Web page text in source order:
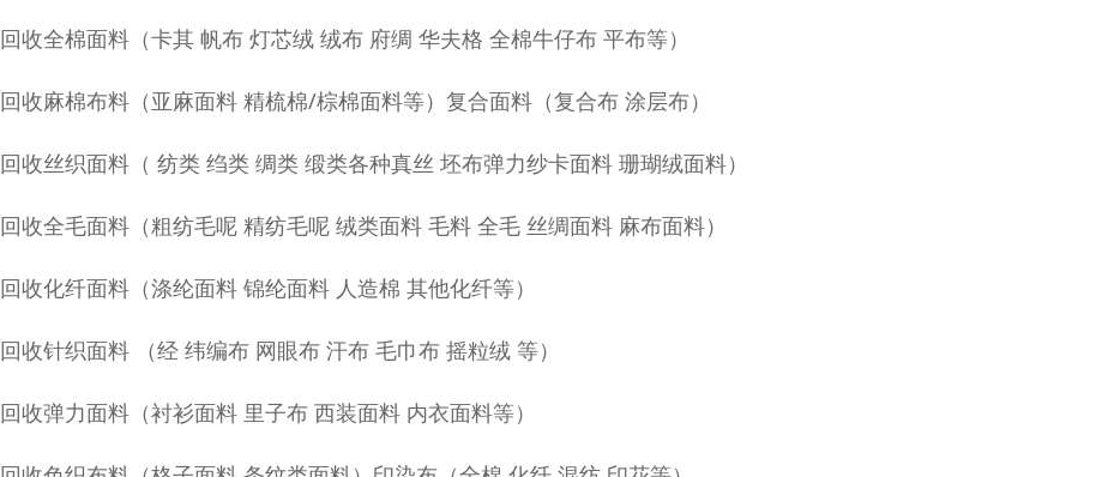
回收全棉面料（卡其 帆布 灯芯绒 绒布 府绸 华夫格 全棉牛仔布 平布等）
回收麻棉布料（亚麻面料 精梳棉/棕棉面料等）复合面料（复合布 涂层布）
回收丝织面料（ 纺类 绉类 绸类 缎类各种真丝 坯布弹力纱卡面料 珊瑚绒面料）
回收全毛面料（粗纺毛呢 精纺毛呢 绒类面料 毛料 全毛 丝绸面料 麻布面料）
回收化纤面料（涤纶面料 锦纶面料 人造棉 其他化纤等）
回收针织面料 （经 纬编布 网眼布 汗布 毛巾布 摇粒绒 等）
回收弹力面料（衬衫面料 里子布 西装面料 内衣面料等）